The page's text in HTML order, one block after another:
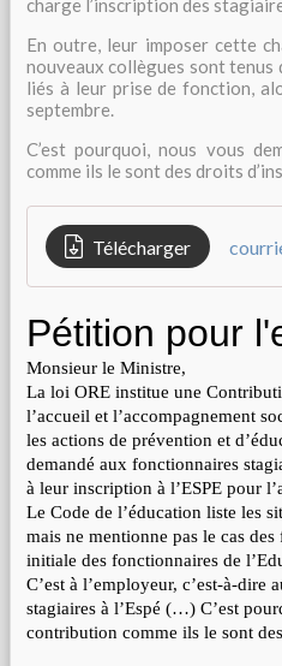
charge l’inscription des
En outre, leur imposer cette
nouveaux collègues sont tenus
liés à leur prise de fonction,
septembre.
C’est pourquoi, nous vous
comme ils le sont des droits
Télécharger